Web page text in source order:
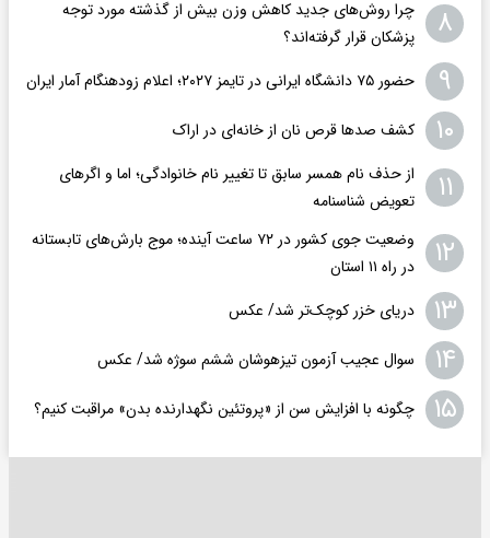
۸
چرا روش‌های جدید کاهش وزن بیش از گذشته مورد توجه
پزشکان قرار گرفته‌اند؟
۹ حضور ۷۵ دانشگاه ایرانی در تایمز ۲۰۲۷؛ اعلام زودهنگام آمار ایران
۱۰ کشف صدها قرص نان از خانه‌ای در اراک
۱۱
از حذف نام همسر سابق تا تغییر نام خانوادگی؛ اما و اگرهای
تعویض شناسنامه
۱۲
وضعیت جوی کشور در ۷۲ ساعت آینده؛ موج بارش‌های تابستانه
در راه ۱۱ استان
۱۳ دریای خزر کوچک‌تر شد/ عکس
۱۴ سوال عجیب آزمون تیزهوشان ششم سوژه شد/ عکس
۱۵ چگونه با افزایش سن از «پروتئین نگهدارنده بدن» مراقبت کنیم؟